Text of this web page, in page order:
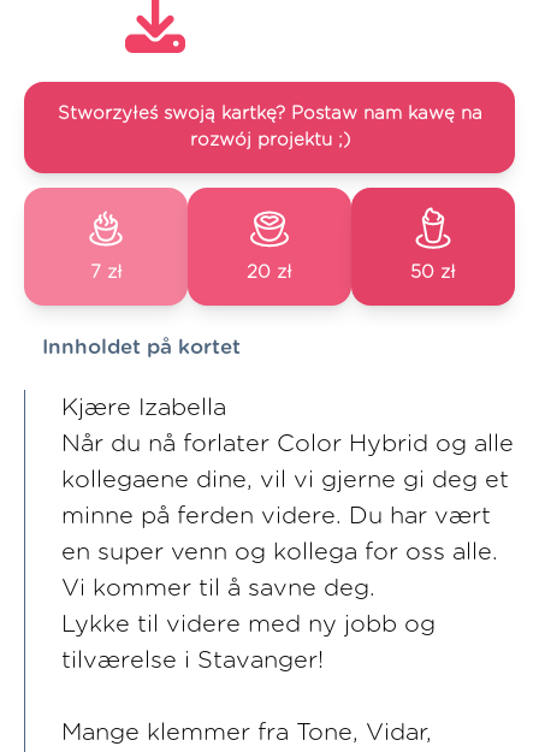
Stworzyłeś swoją kartkę? Postaw nam kawę na
rozwój projektu ;)
7 zł 20 zł 50 zł
Innholdet på kortet
Kjære Izabella
Når du nå forlater Color Hybrid og alle
kollegaene dine, vil vi gjerne gi deg et
minne på ferden videre. Du har vært
en super venn og kollega for oss alle.
Vi kommer til å savne deg.
Lykke til videre med ny jobb og
tilværelse i Stavanger!
Mange klemmer fra Tone, Vidar,